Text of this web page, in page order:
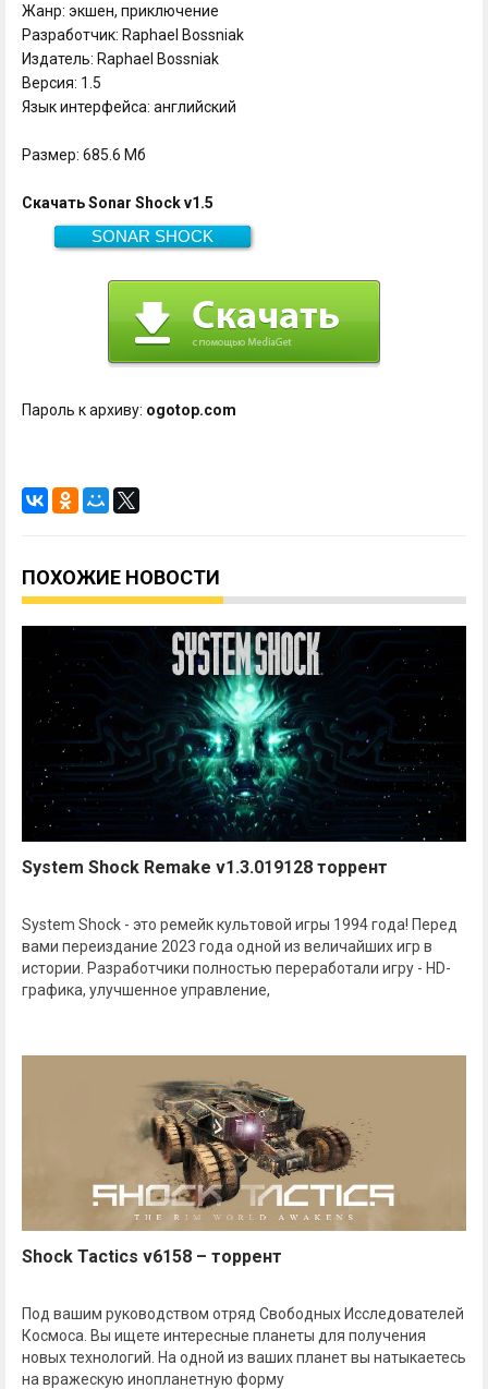
Жанр: экшен, приключение
Разработчик: Raphael Bossniak
Издатель: Raphael Bossniak
Версия: 1.5
Язык интерфейса: английский
Размер: 685.6 Мб
Скачать Sonar Shock v1.5
SONAR SHOCK
685.6 Мб
Скачать
Пароль к архиву: ogotop.com
ПОХОЖИЕ НОВОСТИ
System Shock Remake v1.3.019128 торрент
System Shock - это ремейк культовой игры 1994 года! Перед
вами переиздание 2023 года одной из величайших игр в
истории. Разработчики полностью переработали игру - HD-
графика, улучшенное управление,
Shock Tactics v6158 – торрент
Под вашим руководством отряд Свободных Исследователей
Космоса. Вы ищете интересные планеты для получения
новых технологий. На одной из ваших планет вы натыкаетесь
на вражескую инопланетную форму